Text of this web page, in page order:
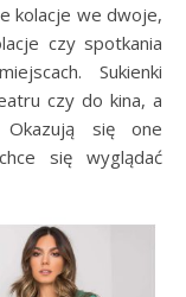
kolacje we dwoje,
czy spotkania
Sukienki
czy do kina, a
się one
się wyglądać